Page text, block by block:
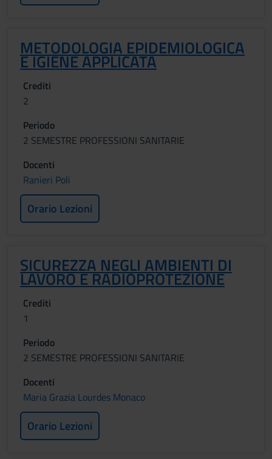
METODOLOGIA EPIDEMIOLOGICA
E IGIENE APPLICATA
Crediti
2
Periodo
2 SEMESTRE PROFESSIONI SANITARIE
Docenti
Ranieri Poli
Orario Lezioni
SICUREZZA NEGLI AMBIENTI DI
LAVORO E RADIOPROTEZIONE
Crediti
1
Periodo
2 SEMESTRE PROFESSIONI SANITARIE
Docenti
Maria Grazia Lourdes Monaco
Orario Lezioni